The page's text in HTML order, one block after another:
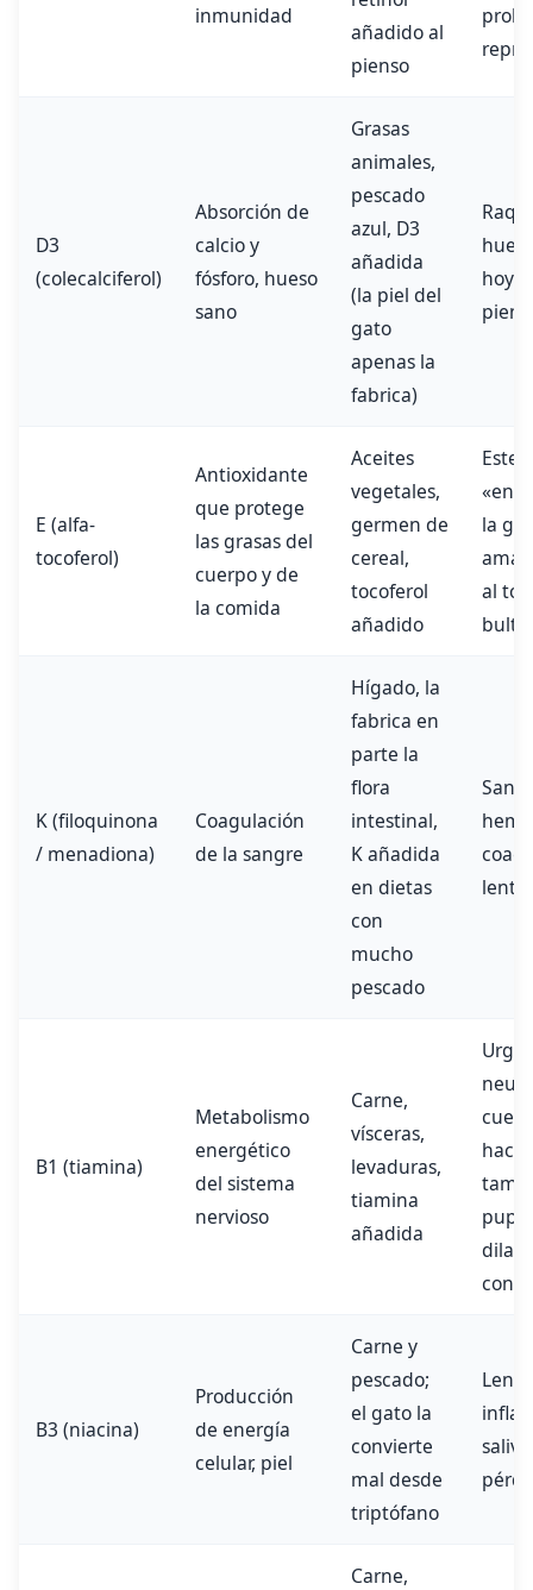
inmunidad
añadido al
pienso
D3
(colecalciferol)
Absorción de
calcio y
fósforo, hueso
sano
Grasas
animales,
pescado
azul, D3
añadida
(la piel del
gato
apenas la
fabrica)
hoy
E (alfa-
tocoferol)
Antioxidante
que protege
las grasas del
cuerpo y de
la comida
Aceites
vegetales,
germen de
cereal,
tocoferol
añadido
la
al
K (filoquinona
/ menadiona)
Coagulación
de la sangre
Hígado, la
fabrica en
parte la
flora
intestinal,
K añadida
en dietas
con
mucho
pescado
lenta
B1 (tiamina)
Metabolismo
energético
del sistema
nervioso
Carne,
vísceras,
levaduras,
tiamina
añadida
B3 (niacina)
Producción
de energía
celular, piel
Carne y
pescado;
el gato la
convierte
mal desde
triptófano
Carne,